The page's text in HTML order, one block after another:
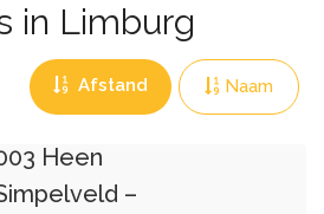
in Limburg
Afstand Naam
Lambertsberg
Heen
–